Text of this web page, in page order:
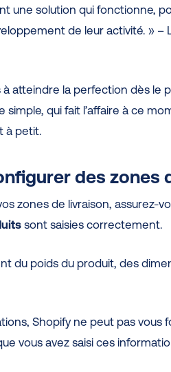
une solution qui fonctionne,
de leur activité. » –
atteindre la perfection dès le
simple, qui fait l’affaire à ce
à petit.
des zones
zones de livraison, assurez-
sont saisies correctement.
du poids du produit, des
Shopify ne peut pas vous
vous avez saisi ces